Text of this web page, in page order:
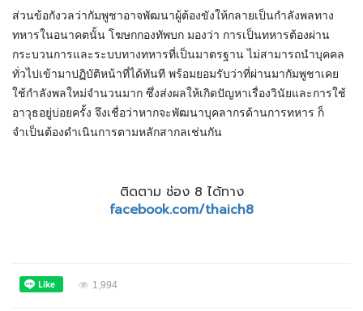
ส่วนข้อกังวลว่ากัมพูชาอาจพัฒนาผู้ต้องขังให้กลายเป็นกำลังพลทาง
ทหารในอนาคตนั้น โฆษกกองทัพบก มองว่า การเป็นทหารต้องผ่าน
กระบวนการและระบบทางทหารที่เป็นมาตรฐาน ไม่สามารถนำบุคคล
ทั่วไปเข้ามาปฏิบัติหน้าที่ได้ทันที พร้อมยอมรับว่าที่ผ่านมากัมพูชาเคย
ใช้กำลังพลใหม่จำนวนมาก ซึ่งส่งผลให้เกิดปัญหาเรื่องวินัยและการใช้
อาวุธอยู่บ่อยครั้ง จึงเชื่อว่าหากจะพัฒนาบุคลากรด้านการทหาร ก็
จำเป็นต้องดำเนินการตามหลักสากลเช่นกัน
ติดตาม ช่อง 8 ได้ทาง
facebook.com/thaich8
1,994